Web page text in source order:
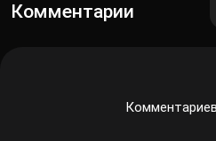
Комментарии